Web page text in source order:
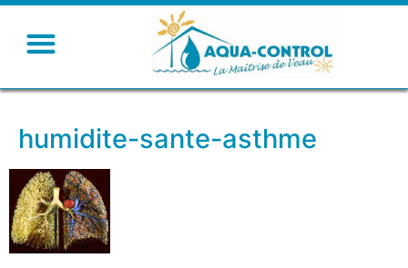
humidite-sante-asthme